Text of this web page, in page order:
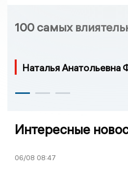
100 самых
Наталья Анатольевна
Интересные
06/08 08:47